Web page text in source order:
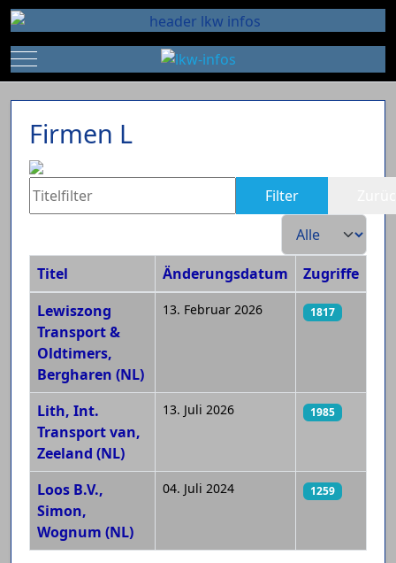
Mobile Menu Toggle
Firmen L
Titelfilter Filter
Anzeige #
Beiträge
Titel Änderungsdatum
Zugriffe
Lewiszong
Transport &
Oldtimers,
Bergharen (NL)
13. Februar 2026 1817
Lith, Int.
Transport van,
Zeeland (NL)
13. Juli 2026 1985
Loos B.V.,
Simon,
Wognum (NL)
04. Juli 2024 1259